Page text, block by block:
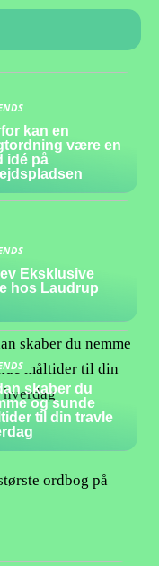
kan en
være en
idé på
Eksklusive
hos Laudrup
skaber du
og sunde
til din travle
ordbog på